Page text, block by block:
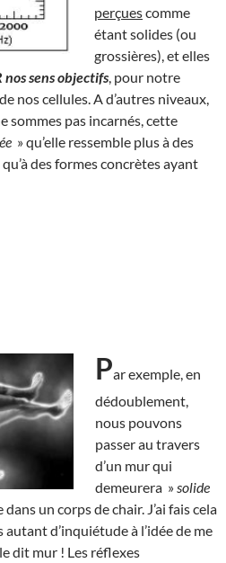
perçuescomme
étant solides (ou
grossières), et elles
nos sens objectifs , pour notre
nos cellules. A d’autres niveaux,
sommes pas incarnés, cette
» qu’elle ressemble plus à des
des formes concrètes ayant
Par exemple, en
dédoublement,
nous pouvons
passer au travers
d’un mur qui
demeurera » solide
un corps de chair. J’ai fais cela
d’inquiétude à l’idée de me
dit mur ! Les réflexes